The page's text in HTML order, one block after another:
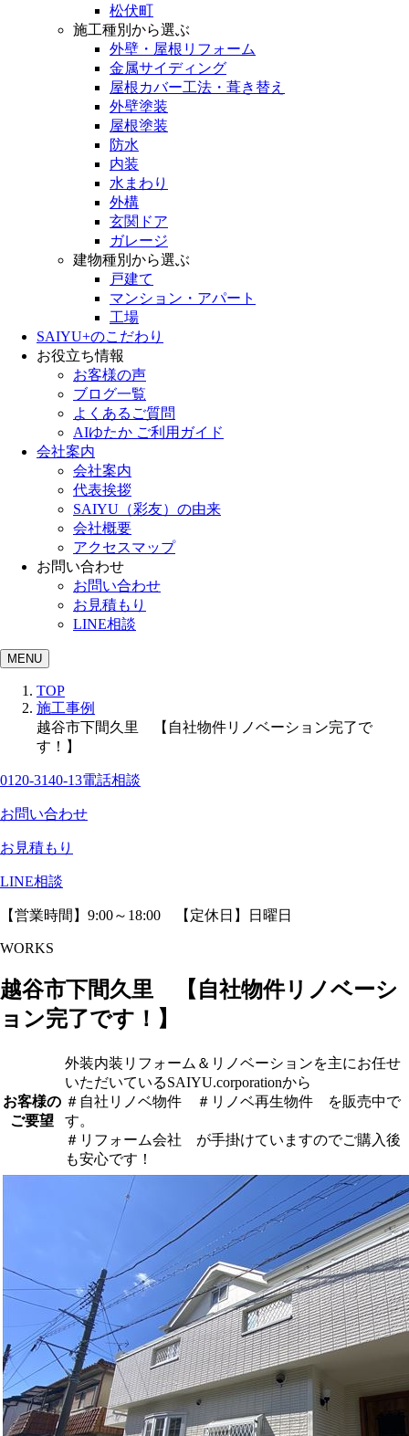
松伏町
施工種別から選ぶ
外壁・屋根リフォーム
金属サイディング
屋根カバー工法・葺き替え
外壁塗装
屋根塗装
防水
内装
水まわり
外構
玄関ドア
ガレージ
建物種別から選ぶ
戸建て
マンション・アパート
工場
SAIYU+のこだわり
お役立ち情報
お客様の声
ブログ一覧
よくあるご質問
AIゆたか ご利用ガイド
会社案内
会社案内
代表挨拶
SAIYU（彩友）の由来
会社概要
アクセスマップ
お問い合わせ
お問い合わせ
お見積もり
LINE相談
MENU
TOP
施工事例
越谷市下間久里 【自社物件リノベーション完了で
す！】
0120-3140-13電話相談
お問い合わせ
お見積もり
LINE相談
【営業時間】9:00～18:00 【定休日】日曜日
WORKS
越谷市下間久里 【自社物件リノベーシ
ョン完了です！】
お客様の
ご要望
外装内装リフォーム＆リノベーションを主にお任せ
いただいているSAIYU.corporationから
＃自社リノベ物件 ＃リノベ再生物件 を販売中で
す。
＃リフォーム会社 が手掛けていますのでご購入後
も安心です！